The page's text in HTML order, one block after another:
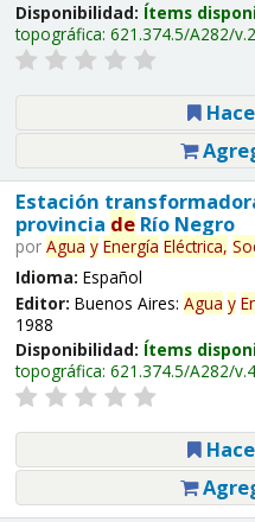
Disponibilidad: Ítems
topográfica: 621.374.5/A282/v.2
Estación
provincia deRío Negro
por Agua y Energía Eléctrica,
Idioma: Español
Editor: Buenos Aires: Agua y
1988
Disponibilidad: Ítems
topográfica: 621.374.5/A282/v.4